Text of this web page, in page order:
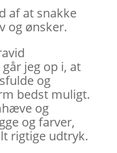
af at snakke
og ønsker.
jeg op i, at
og
bedst muligt.
og
og farver,
rigtige udtryk.